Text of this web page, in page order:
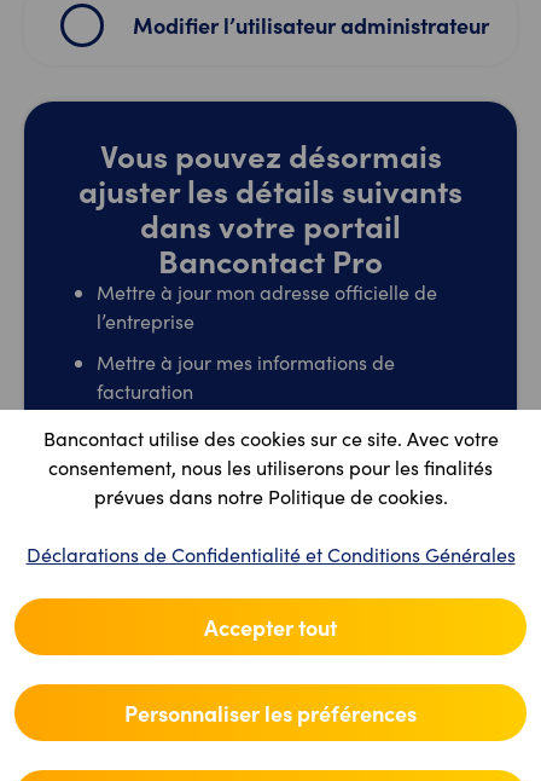
Bancontact utilise des cookies sur ce site. Avec votre
consentement, nous les utiliserons pour les finalités
prévues dans notre Politique de cookies.
Déclarations de Confidentialité et Conditions Générales
Accepter tout
Personnaliser les préférences
Modifier l’utilisateur administrateur
Vous pouvez désormais
ajuster les détails suivants
dans votre portail
Bancontact Pro
Mettre à jour mon adresse officielle de
l’entreprise
Mettre à jour mes informations de
facturation
Mettre à jour mon compte bancaire
Gérer les utilisateurs dans le portail
Bancontact Pro
Modifier le nom/l'adresse de la boutique
Aller au portail Bancontact Pro